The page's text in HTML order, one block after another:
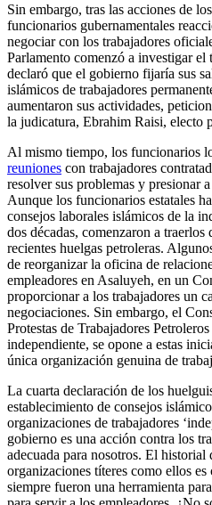
Sin embargo, tras las acciones de
funcionarios gubernamentales
negociar con los trabajadores
Parlamento comenzó a investigar el
declaró que el gobierno fijaría sus
islámicos de trabajadores
aumentaron sus actividades,
la judicatura, Ebrahim Raisi, electo
Al mismo tiempo, los funcionarios
reuniones con trabajadores
resolver sus problemas y presionar
Aunque los funcionarios estatales
consejos laborales islámicos de la
dos décadas, comenzaron a traerlos
recientes huelgas petroleras.
de reorganizar la oficina de
empleadores en Asaluyeh, en un
proporcionar a los trabajadores un
negociaciones. Sin embargo, el
Protestas de Trabajadores
independiente, se opone a estas
única organización genuina de
La cuarta declaración de los
establecimiento de consejos
organizaciones de trabajadores
gobierno es una acción contra los
adecuada para nosotros. El
organizaciones títeres como ellos
siempre fueron una herramienta